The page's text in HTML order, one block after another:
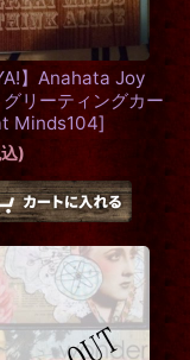
】Anahata Joy
リーティングカー
Minds104]
)